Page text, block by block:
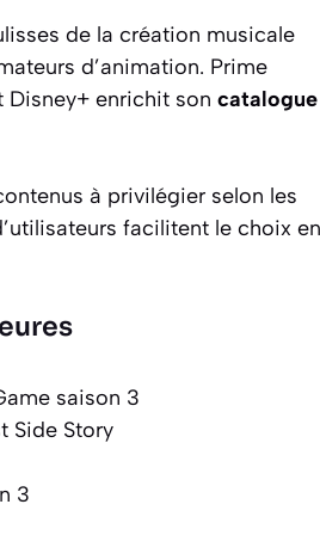
de la création musicale
d’animation. Prime
Disney+ enrichit son catalogue
à privilégier selon les
facilitent le choix en
saison 3
Side Story
3